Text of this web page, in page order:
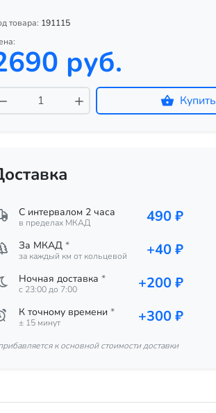
товара: 191115
руб.
Купить
С интервалом 2 часа
в пределах МКАД 490 ₽
За МКАД *
за каждый км от кольцевой +40 ₽
Ночная доставка *
c 23:00 до 7:00 +200 ₽
К точному времени *
± 15 минут +300 ₽
к основной стоимости доставки